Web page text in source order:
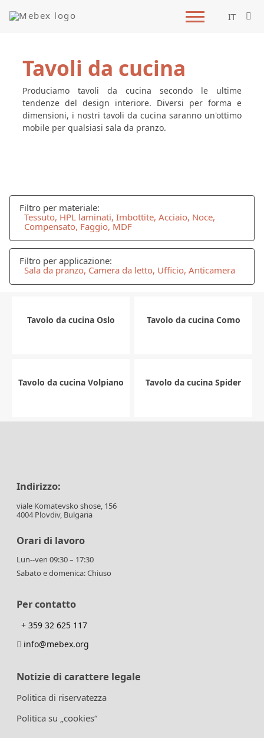
IT
Tavoli da cucina
Produciamo tavoli da cucina secondo le ultime
tendenze del design interiore. Diversi per forma e
dimensioni, i nostri tavoli da cucina saranno un'ottimo
mobile per qualsiasi sala da pranzo.
Filtro per materiale:
Tessuto, HPL laminati, Imbottite, Acciaio, Noce,
Compensato, Faggio, MDF
Filtro per applicazione:
Sala da pranzo, Camera da letto, Ufficio, Anticamera
Tavolo da cucina Oslo Tavolo da cucina Como
Tavolo da cucina Volpiano Tavolo da cucina Spider
Indirizzo:
viale Komatevsko shose, 156
4004 Plovdiv, Bulgaria
Orari di lavoro
Lun--ven 09:30 – 17:30
Sabato e domenica: Chiuso
Per contatto
+ 359 32 625 117
info@mebex.org
Notizie di carattere legale
Politica di riservatezza
Politica su „cookies“